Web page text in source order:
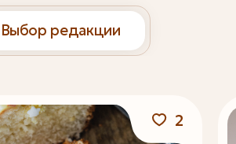
Выбор редакции
2